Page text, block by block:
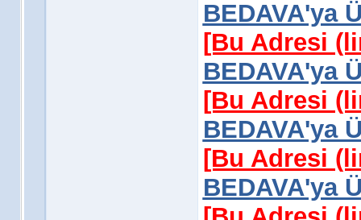
BEDAVA'ya
[Bu Adresi
BEDAVA'ya
[Bu Adresi
BEDAVA'ya
[Bu Adresi
BEDAVA'ya